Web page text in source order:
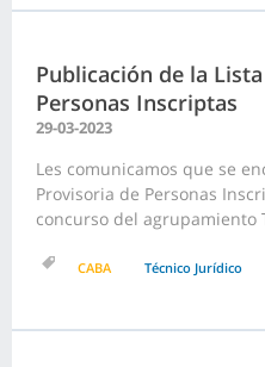
Publicación de la
Personas Inscriptas
29-03-2023
Les comunicamos que se
Provisoria de Personas
concurso del agrupamiento
CABA Técnico Jurídico